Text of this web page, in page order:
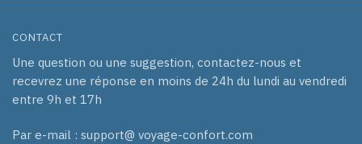
CONTACT
Une question ou une suggestion, contactez-nous et
recevrez une réponse en moins de 24h du lundi au vendredi
entre 9h et 17h
Par e-mail : support@ voyage-confort.com